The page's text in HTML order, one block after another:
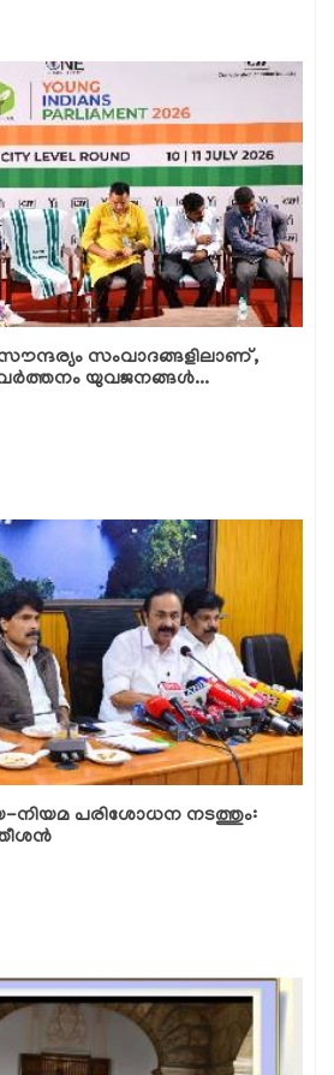
സൗന്ദര്യം സംവാദങ്ങളിലാണ്,
യുവജനങ്ങൾ...
നിയമ പരിശോധന നടത്തും: